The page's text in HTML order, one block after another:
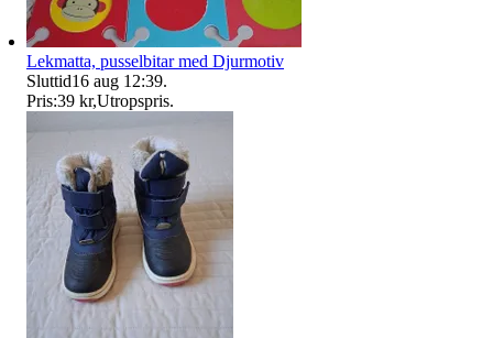
Lekmatta, pusselbitar med Djurmotiv
Sluttid16 aug 12:39.
Pris:39 kr,Utropspris.